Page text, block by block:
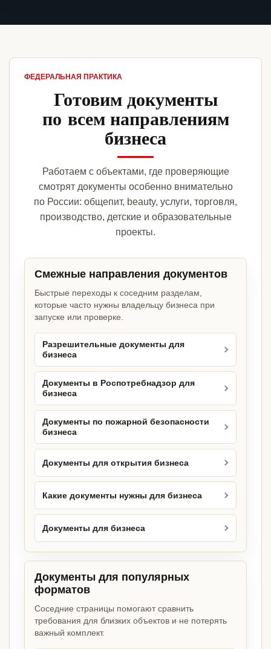
ФЕДЕРАЛЬНАЯ ПРАКТИКА
Готовим документы
по всем направлениям
бизнеса
Работаем с объектами, где проверяющие
смотрят документы особенно внимательно
по России: общепит, beauty, услуги, торговля,
производство, детские и образовательные
проекты.
Смежные направления документов
Быстрые переходы к соседним разделам,
которые часто нужны владельцу бизнеса при
запуске или проверке.
Разрешительные документы для
бизнеса
Документы в Роспотребнадзор для
бизнеса
Документы по пожарной безопасности
бизнеса
Документы для открытия бизнеса
Какие документы нужны для бизнеса
Документы для бизнеса
Документы для популярных
форматов
Соседние страницы помогают сравнить
требования для близких объектов и не потерять
важный комплект.